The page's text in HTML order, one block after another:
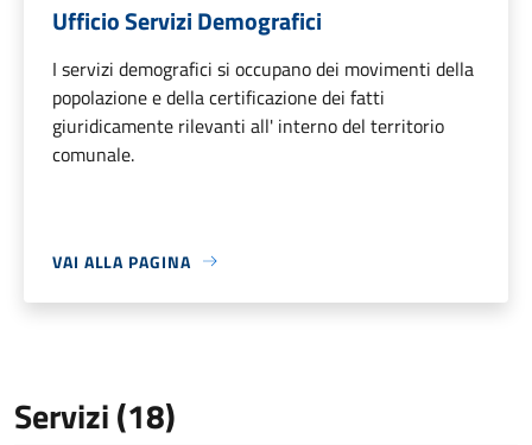
Ufficio Servizi Demografici
I servizi demografici si occupano dei movimenti della
popolazione e della certificazione dei fatti
giuridicamente rilevanti all' interno del territorio
comunale.
VAI ALLA PAGINA
Servizi (18)